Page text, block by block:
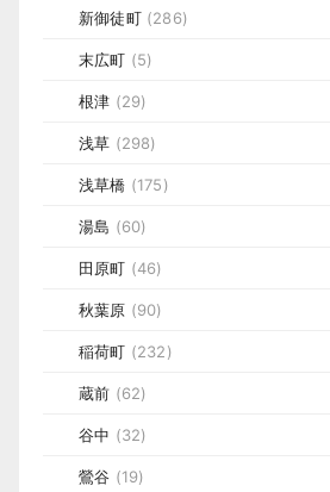
新御徒町(286)
末広町 (5)
根津 (29)
浅草 (298)
浅草橋 (175)
湯島 (60)
田原町 (46)
秋葉原 (90)
稲荷町 (232)
蔵前 (62)
谷中 (32)
鶯谷 (19)